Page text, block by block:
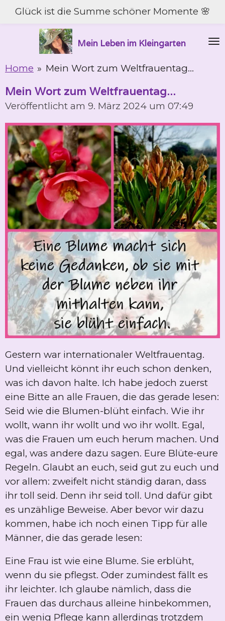
Zum
springen
Mein Leben im Kleingarten
Glück ist die Summe schöner Momente 🌸
Home » Mein Wort zum Weltfrauentag...
Mein Wort zum Weltfrauentag...
Veröffentlicht am 9. März 2024 um 07:49
Gestern war internationaler Weltfrauentag.
Und vielleicht könnt ihr euch schon denken,
was ich davon halte. Ich habe jedoch zuerst
eine Bitte an alle Frauen, die das gerade lesen:
Seid wie die Blumen-blüht einfach. Wie ihr
wollt, wann ihr wollt und wo ihr wollt. Egal,
was die Frauen um euch herum machen. Und
egal, was andere dazu sagen. Eure Blüte-eure
Regeln. Glaubt an euch, seid gut zu euch und
vor allem: zweifelt nicht ständig daran, dass
ihr toll seid. Denn ihr seid toll. Und dafür gibt
es unzählige Beweise. Aber bevor wir dazu
kommen, habe ich noch einen Tipp für alle
Männer, die das gerade lesen:
Eine Frau ist wie eine Blume. Sie erblüht,
wenn du sie pflegst. Oder zumindest fällt es
ihr leichter. Ich glaube nämlich, dass die
Frauen das durchaus alleine hinbekommen,
ein wenig Pflege kann allerdings trotzdem